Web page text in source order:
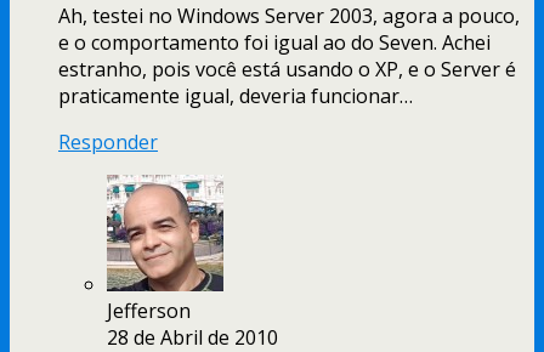
Ah, testei no Windows Server 2003, agora a pouco,
e o comportamento foi igual ao do Seven. Achei
estranho, pois você está usando o XP, e o Server é
praticamente igual, deveria funcionar…
Responder
Jefferson
28 de Abril de 2010